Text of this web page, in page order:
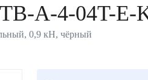
TB-A-4-04T-
0,9 кН, чёрный